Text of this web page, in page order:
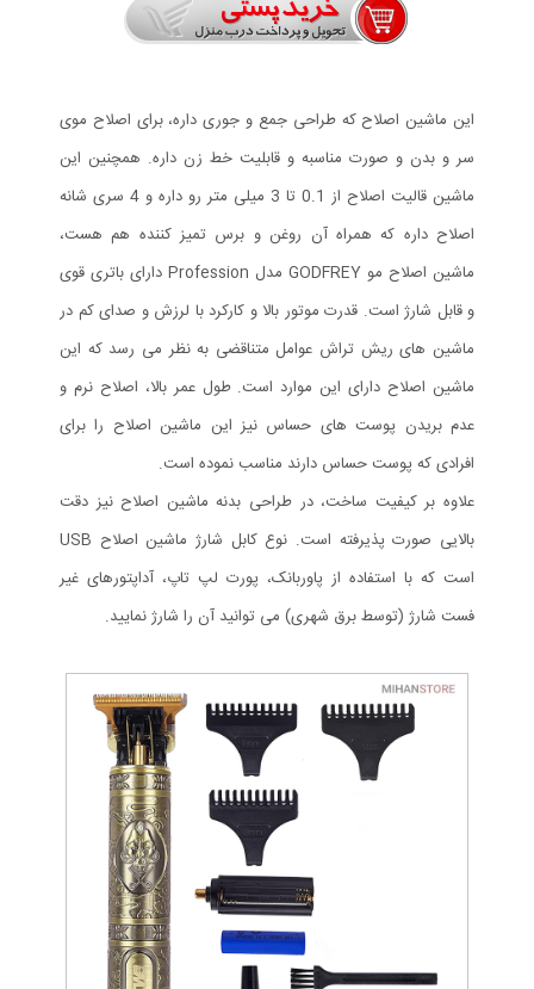
این ماشین اصلاح که طراحی جمع و جوری داره، برای اصلاح موی
سر و بدن و صورت مناسبه و قابلیت خط زن داره. همچنین این
ماشین قالیت اصلاح از 0.1 تا 3 میلی متر رو داره و 4 سری شانه
اصلاح داره که همراه آن روغن و برس تمیز کننده هم هست،
ماشین اصلاح مو GODFREY مدل Profession دارای باتری قوی
و قابل شارژ است. قدرت موتور بالا و کارکرد با لرزش و صدای کم در
ماشین های ریش تراش عوامل متناقضی به نظر می رسد که این
ماشین اصلاح دارای این موارد است. طول عمر بالا، اصلاح نرم و
عدم بریدن پوست های حساس نیز این ماشین اصلاح را برای
افرادی که پوست حساس دارند مناسب نموده است.
علاوه بر کیفیت ساخت، در طراحی بدنه ماشین اصلاح نیز دقت
بالایی صورت پذیرفته است. نوع کابل شارژ ماشین اصلاح USB
است که با استفاده از پاوربانک، پورت لپ تاپ، آداپتورهای غیر
فست شارژ (توسط برق شهری) می توانید آن را شارژ نمایید.